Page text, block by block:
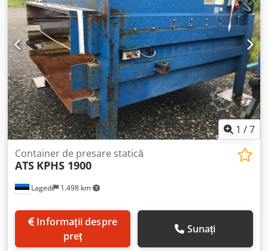
1 /7
Lagedi 1.498 km
Container de presare statică
ATS KPHS 1900
preț
Sunați